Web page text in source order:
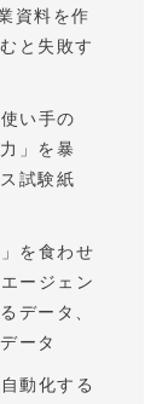
資料を作
と失敗す
い手の
」を暴
試験紙
を食わせ
ージェン
データ、
ータ
動化する